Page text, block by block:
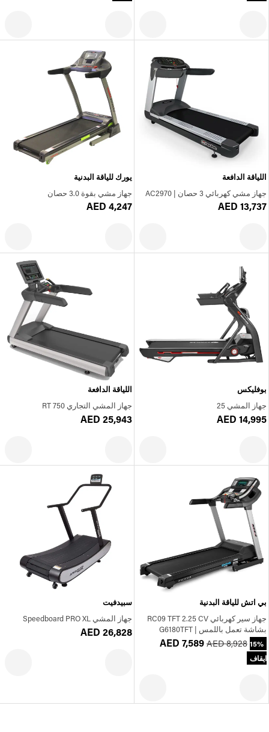
اللياقة الدافعة
جهاز مشي كهربائي 3 حصان | AC2970
AED 13,737
يورك للياقة البدنية
جهاز مشي بقوة 3.0 حصان
AED 4,247
بوفليكس
جهاز المشي 25
AED 14,995
اللياقة الدافعة
جهاز المشي التجاري RT 750
AED 25,943
بي اتش للياقة البدنية
جهاز سير كهربائي RC09 TFT 2.25 CV
بشاشة تعمل باللمس | G6180TFT
AED 7,589 AED 8,928 15%
ايقاف
سبيدفيت
جهاز المشي Speedboard PRO XL
AED 26,828